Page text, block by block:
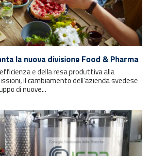
la nuova divisione Food & Pharma
e della resa produttiva alla
il cambiamento dell'azienda svedese
di nuove...